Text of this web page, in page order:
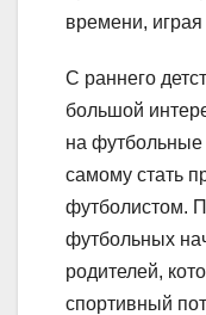
времени,
С раннего
большой
на футбольные
самому стать
футболистом.
футбольных
родителей,
спортивный